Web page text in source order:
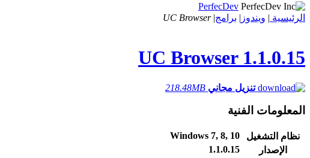
PerfecDev
الرئيسية | ويندوز | برامج|
UC Browser
UC Browser 1.1.0.15
تنزيل مجاني 218.48MB
المعلومات الفنية
نظام التشغيل
Windows 7, 8, 10
الإصدار
1.1.0.15